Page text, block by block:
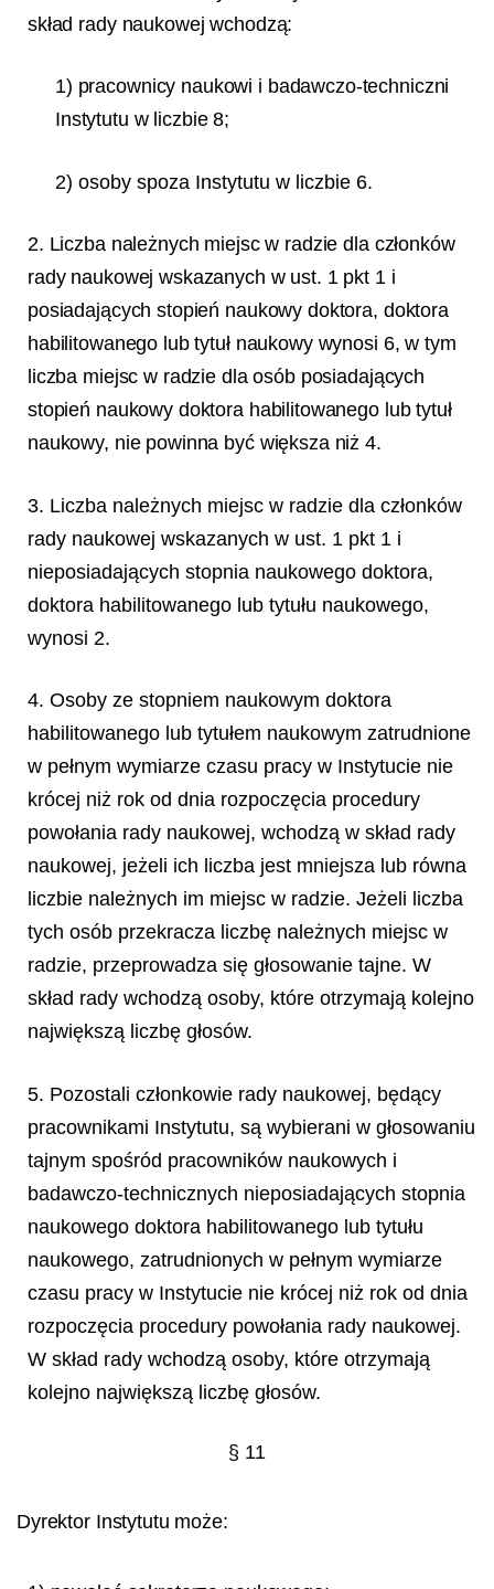
skład rady naukowej wchodzą:
1) pracownicy naukowi i badawczo-techniczni
Instytutu w liczbie 8;
2) osoby spoza Instytutu w liczbie 6.
2. Liczba należnych miejsc w radzie dla członków
rady naukowej wskazanych w ust. 1 pkt 1 i
posiadających stopień naukowy doktora, doktora
habilitowanego lub tytuł naukowy wynosi 6, w tym
liczba miejsc w radzie dla osób posiadających
stopień naukowy doktora habilitowanego lub tytuł
naukowy, nie powinna być większa niż 4.
3. Liczba należnych miejsc w radzie dla członków
rady naukowej wskazanych w ust. 1 pkt 1 i
nieposiadających stopnia naukowego doktora,
doktora habilitowanego lub tytułu naukowego,
wynosi 2.
4. Osoby ze stopniem naukowym doktora
habilitowanego lub tytułem naukowym zatrudnione
w pełnym wymiarze czasu pracy w Instytucie nie
krócej niż rok od dnia rozpoczęcia procedury
powołania rady naukowej, wchodzą w skład rady
naukowej, jeżeli ich liczba jest mniejsza lub równa
liczbie należnych im miejsc w radzie. Jeżeli liczba
tych osób przekracza liczbę należnych miejsc w
radzie, przeprowadza się głosowanie tajne. W
skład rady wchodzą osoby, które otrzymają kolejno
największą liczbę głosów.
5. Pozostali członkowie rady naukowej, będący
pracownikami Instytutu, są wybierani w głosowaniu
tajnym spośród pracowników naukowych i
badawczo-technicznych nieposiadających stopnia
naukowego doktora habilitowanego lub tytułu
naukowego, zatrudnionych w pełnym wymiarze
czasu pracy w Instytucie nie krócej niż rok od dnia
rozpoczęcia procedury powołania rady naukowej.
W skład rady wchodzą osoby, które otrzymają
kolejno największą liczbę głosów.
§ 11
Dyrektor Instytutu może: